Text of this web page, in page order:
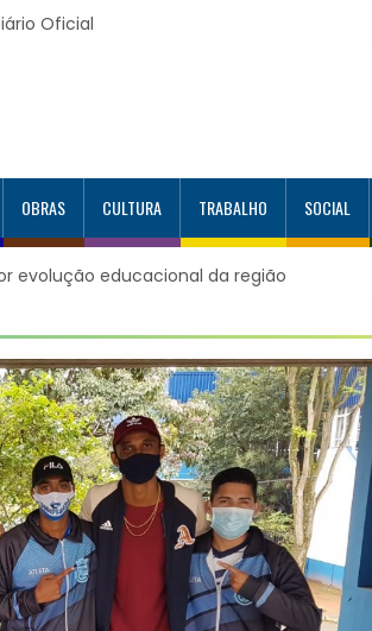
Oficial
OBRAS CULTURA TRABALHO SOCIAL
da regiãoItapevi forma mais 120